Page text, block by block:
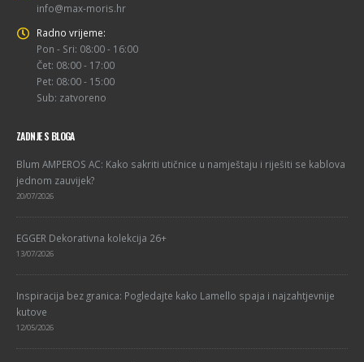
info@max-moris.hr
Radno vrijeme:
Pon - Sri: 08:00 - 16:00
Čet: 08:00 - 17:00
Pet: 08:00 - 15:00
Sub: zatvoreno
ZADNJE S BLOGA
Blum AMPEROS AC: Kako sakriti utičnice u namještaju i riješiti se kablova
jednom zauvijek?
20/07/2026
EGGER Dekorativna kolekcija 26+
13/07/2026
Inspiracija bez granica: Pogledajte kako Lamello spaja i najzahtjevnije
kutove
12/05/2026